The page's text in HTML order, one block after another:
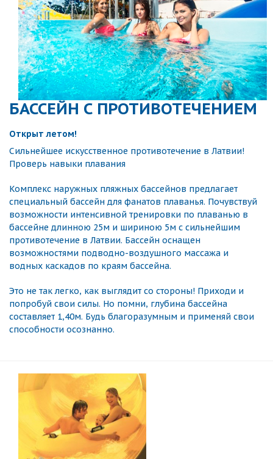
БАССЕЙН С ПРОТИВОТЕЧЕНИЕМ
Открыт летом!
Сильнейшее искусственное противотечение в Латвии!
Проверь навыки плавания
Комплекс наружных пляжных бассейнов предлагает
специальный бассейн для фанатов плаванья. Почувствуй
возможности интенсивной тренировки по плаванью в
бассейне длинною 25м и шириною 5м с сильнейшим
противотечение в Латвии. Бассейн оснащен
возможностями подводно-воздушного массажа и
водных каскадов по краям бассейна.
Это не так легко, как выглядит со стороны! Приходи и
попробуй свои силы. Но помни, глубина бассейна
составляет 1,40м. Будь благоразумным и применяй свои
способности осознанно.